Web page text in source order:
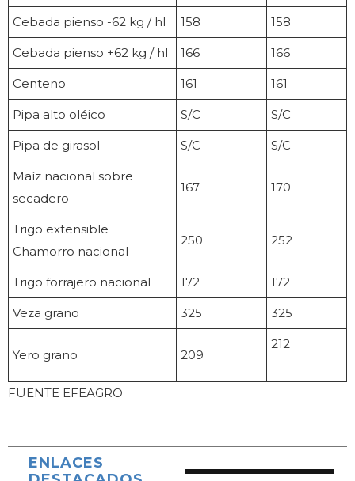
Cebada pienso -62 kg / hl 158 158
Cebada pienso +62 kg / hl 166 166
Centeno 161 161
Pipa alto oléico S/C S/C
Pipa de girasol S/C S/C
Maíz nacional sobre
secadero
167 170
Trigo extensible
Chamorro nacional
250 252
Trigo forrajero nacional 172 172
Veza grano 325 325
Yero grano 209
212
FUENTE EFEAGRO
ENLACES